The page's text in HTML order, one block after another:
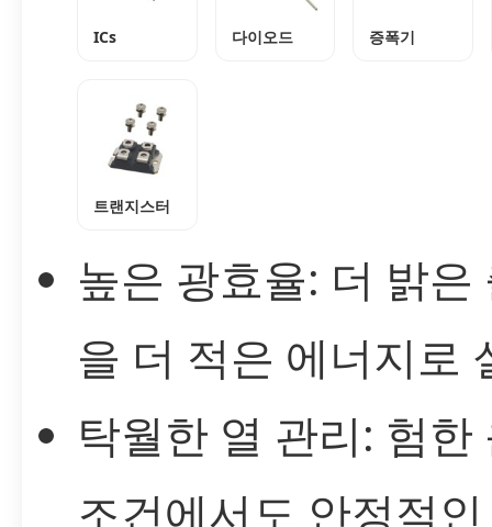
ICs 다이오드 증폭기
트랜지스터
높은 광효율: 더 밝은
을 더 적은 에너지로
탁월한 열 관리: 험한
조건에서도 안정적